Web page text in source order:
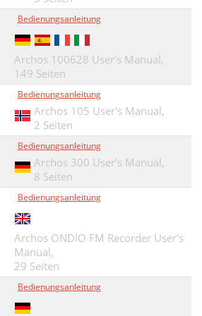
Bedienungsanleitung
Archos 100628 User's Manual,
149 Seiten
Bedienungsanleitung
Archos 105 User's Manual,
2 Seiten
Bedienungsanleitung
Archos 300 User's Manual,
8 Seiten
Bedienungsanleitung
Archos ONDIO FM Recorder User's
Manual,
29 Seiten
Bedienungsanleitung